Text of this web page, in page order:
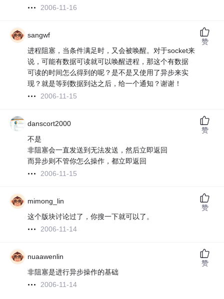
2006-11-16
sangwf
进程阻塞，当条件满足时，又会被唤醒。对于socket来
说，可能有数据可读就可以唤醒进程，那这个有数据
可读的时间怎么得到的呢？是不是又使用了异步来实
现？就是等到数据到达之后，给一个通知？谢谢！
2006-11-15
赞
danscort2000
不是
非阻塞会一直发送到无法发送，然后立即返回
而异步则不管你怎么操作，都立即返回
2006-11-15
赞
mimong_lin
这个版块讨论过了，你搜一下就可以了。
2006-11-14
赞
nuaawenlin
非阻塞是进行异步操作的基础
2006-11-14
赞